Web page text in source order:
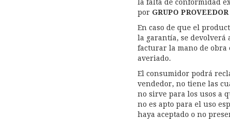
la falta de conformidad
por GRUPO
En caso de que el
la garantía, se devolverá
facturar la mano de obra
averiado.
El consumidor podrá
vendedor, no tiene las
no sirve para los usos a
no es apto para el uso
haya aceptado o no